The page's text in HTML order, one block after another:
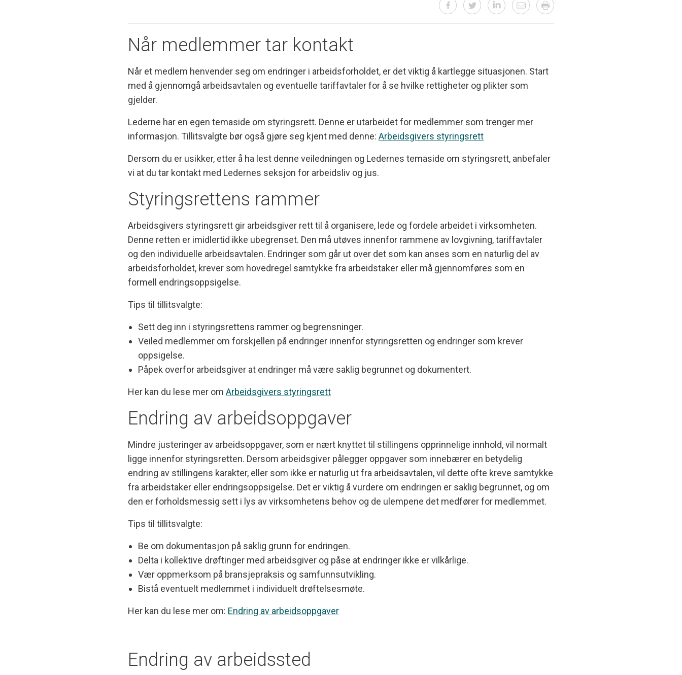
Når medlemmer tar kontakt
Når et medlem henvender seg om endringer i arbeidsforholdet, er det viktig å kartlegge situasjonen. Start
med å gjennomgå arbeidsavtalen og eventuelle tariffavtaler for å se hvilke rettigheter og plikter som
gjelder.
Lederne har en egen temaside om styringsrett. Denne er utarbeidet for medlemmer som trenger mer
informasjon. Tillitsvalgte bør også gjøre seg kjent med denne: Arbeidsgivers styringsrett
Dersom du er usikker, etter å ha lest denne veiledningen og Ledernes temaside om styringsrett, anbefaler
vi at du tar kontakt med Ledernes seksjon for arbeidsliv og jus.
Styringsrettens rammer
Arbeidsgivers styringsrett gir arbeidsgiver rett til å organisere, lede og fordele arbeidet i virksomheten.
Denne retten er imidlertid ikke ubegrenset. Den må utøves innenfor rammene av lovgivning, tariffavtaler
og den individuelle arbeidsavtalen. Endringer som går ut over det som kan anses som en naturlig del av
arbeidsforholdet, krever som hovedregel samtykke fra arbeidstaker eller må gjennomføres som en
formell endringsoppsigelse.
Tips til tillitsvalgte:
Sett deg inn i styringsrettens rammer og begrensninger.
Veiled medlemmer om forskjellen på endringer innenfor styringsretten og endringer som krever
oppsigelse.
Påpek overfor arbeidsgiver at endringer må være saklig begrunnet og dokumentert.
Her kan du lese mer om Arbeidsgivers styringsrett
Endring av arbeidsoppgaver
Mindre justeringer av arbeidsoppgaver, som er nært knyttet til stillingens opprinnelige innhold, vil normalt
ligge innenfor styringsretten. Dersom arbeidsgiver pålegger oppgaver som innebærer en betydelig
endring av stillingens karakter, eller som ikke er naturlig ut fra arbeidsavtalen, vil dette ofte kreve samtykke
fra arbeidstaker eller endringsoppsigelse. Det er viktig å vurdere om endringen er saklig begrunnet, og om
den er forholdsmessig sett i lys av virksomhetens behov og de ulempene det medfører for medlemmet.
Tips til tillitsvalgte:
Be om dokumentasjon på saklig grunn for endringen.
Delta i kollektive drøftinger med arbeidsgiver og påse at endringer ikke er vilkårlige.
Vær oppmerksom på bransjepraksis og samfunnsutvikling.
Bistå eventuelt medlemmet i individuelt drøftelsesmøte.
Her kan du lese mer om: Endring av arbeidsoppgaver
Endring av arbeidssted